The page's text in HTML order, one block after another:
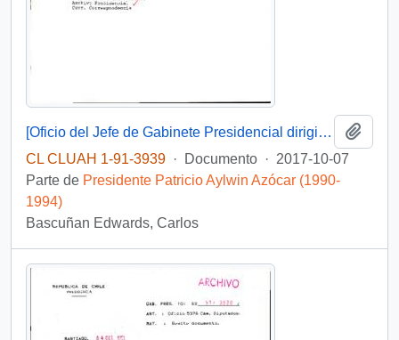
[Oficio del Jefe de Gabinete Presidencial dirigido al Subsecretario del Interior]
CL CLUAH 1-91-3939 · Documento · 2017-10-07
Parte de Presidente Patricio Aylwin Azócar (1990-
1994)
Bascuñan Edwards, Carlos